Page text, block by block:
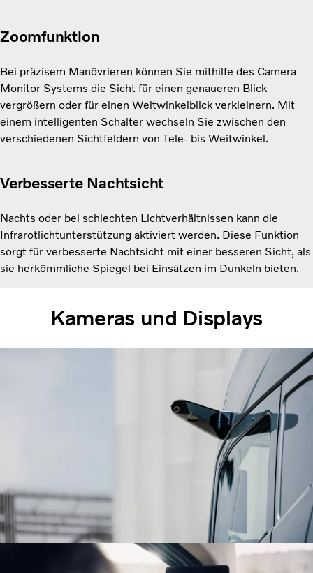
Zoomfunktion
Bei präzisem Manövrieren können Sie mithilfe des Camera
Monitor Systems die Sicht für einen genaueren Blick
vergrößern oder für einen Weitwinkelblick verkleinern. Mit
einem intelligenten Schalter wechseln Sie zwischen den
verschiedenen Sichtfeldern von Tele- bis Weitwinkel.
Verbesserte Nachtsicht
Nachts oder bei schlechten Lichtverhältnissen kann die
Infrarotlichtunterstützung aktiviert werden. Diese Funktion
sorgt für verbesserte Nachtsicht mit einer besseren Sicht, als
sie herkömmliche Spiegel bei Einsätzen im Dunkeln bieten.
Kameras und Displays